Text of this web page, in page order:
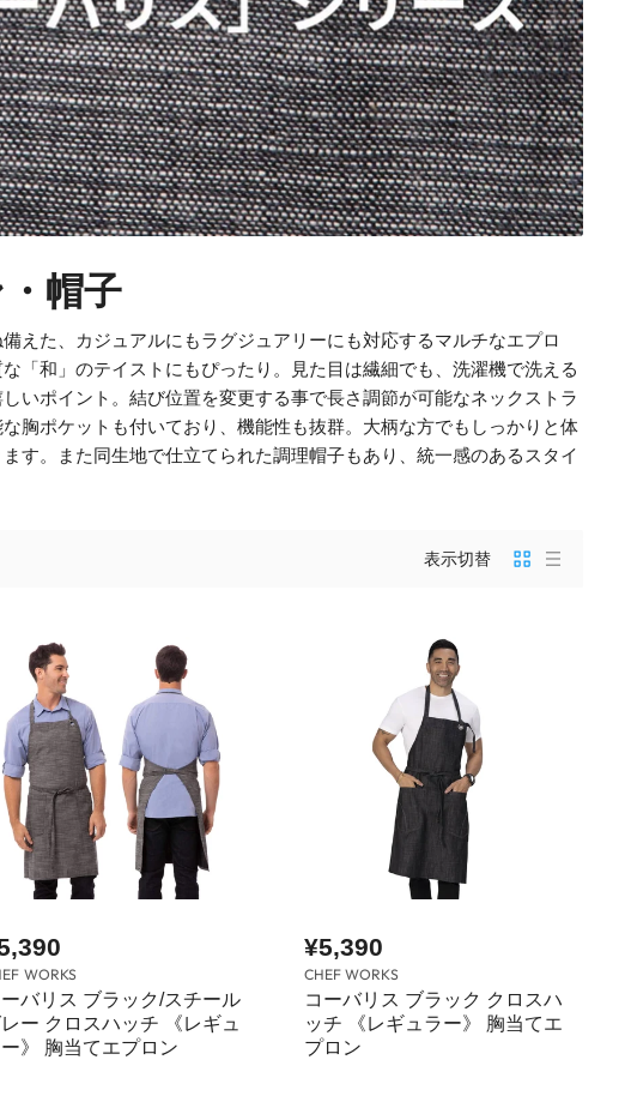
帽子
えた、カジュアルにもラグジュアリーにも対応するマルチなエプロ
「和」のテイストにもぴったり。見た目は繊細でも、洗濯機で洗える
いポイント。結び位置を変更する事で長さ調節が可能なネックストラ
胸ポケットも付いており、機能性も抜群。大柄な方でもしっかりと体
す。また同生地で仕立てられた調理帽子もあり、統一感のあるスタイ
表示切替
WORKS
バリス ブラック/スチール
ー クロスハッチ 《レギュ
》 胸当てエプロン
¥5,390
CHEF WORKS
コーバリス ブラック クロスハ
ッチ 《レギュラー》 胸当てエ
プロン